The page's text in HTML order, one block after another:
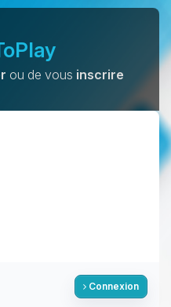
ou de vous inscrire
Connexion